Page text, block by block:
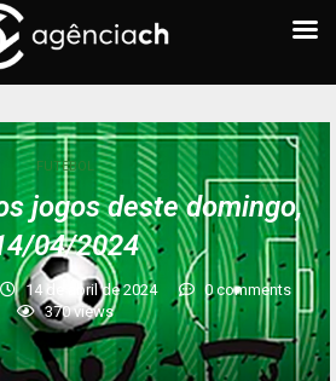
FUTEBOL
jogos deste domingo,
04/2024
14 de abril de 2024
0 comments
370views